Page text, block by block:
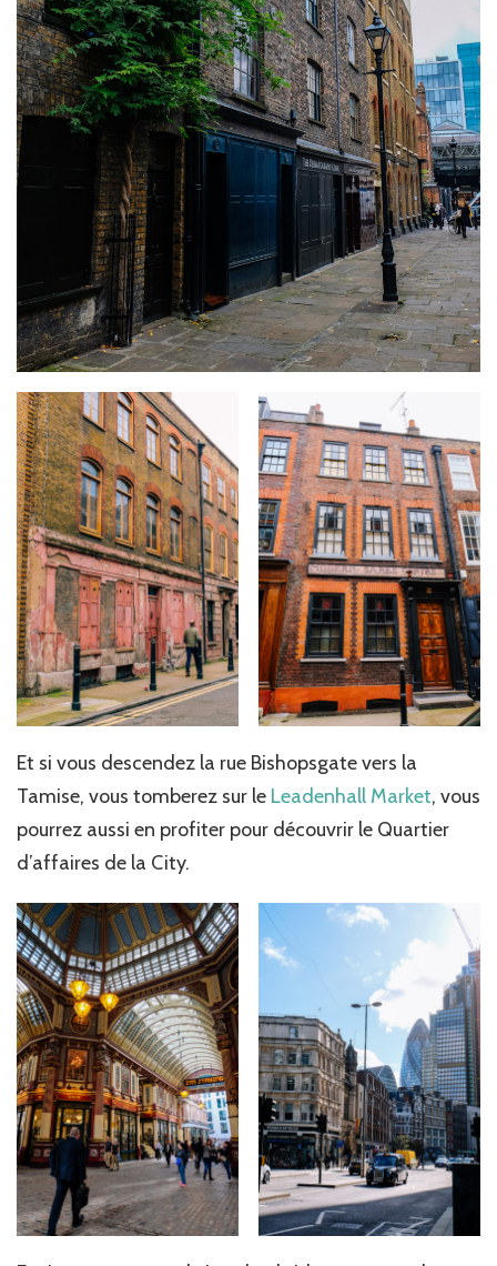
Et si vous descendez la rue Bishopsgate vers la
Tamise, vous tomberez sur le Leadenhall Market, vous
pourrez aussi en profiter pour découvrir le Quartier
d’affaires de la City.